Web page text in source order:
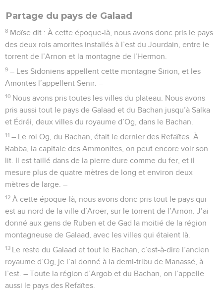
Partage du pays de Galaad
8 Moïse dit : À cette époque-là, nous avons donc pris le pays
des deux rois amorites installés à l’est du Jourdain, entre le
torrent de l’Arnon et la montagne de l’Hermon.
9 – Les Sidoniens appellent cette montagne Sirion, et les
Amorites l’appellent Senir. –
10 Nous avons pris toutes les villes du plateau. Nous avons
pris aussi tout le pays de Galaad et du Bachan jusqu’à Salka
et Édréi, deux villes du royaume d’Og, dans le Bachan.
11 – Le roi Og, du Bachan, était le dernier des Refaïtes. À
Rabba, la capitale des Ammonites, on peut encore voir son
lit. Il est taillé dans de la pierre dure comme du fer, et il
mesure plus de quatre mètres de long et environ deux
mètres de large. –
12 À cette époque-là, nous avons donc pris tout le pays qui
est au nord de la ville d’Aroër, sur le torrent de l’Arnon. J’ai
donné aux gens de Ruben et de Gad la moitié de la région
montagneuse de Galaad, avec les villes qui étaient là.
13 Le reste du Galaad et tout le Bachan, c’est-à-dire l’ancien
royaume d’Og, je l’ai donné à la demi-tribu de Manassé, à
l’est. – Toute la région d’Argob et du Bachan, on l’appelle
aussi le pays des Refaïtes.